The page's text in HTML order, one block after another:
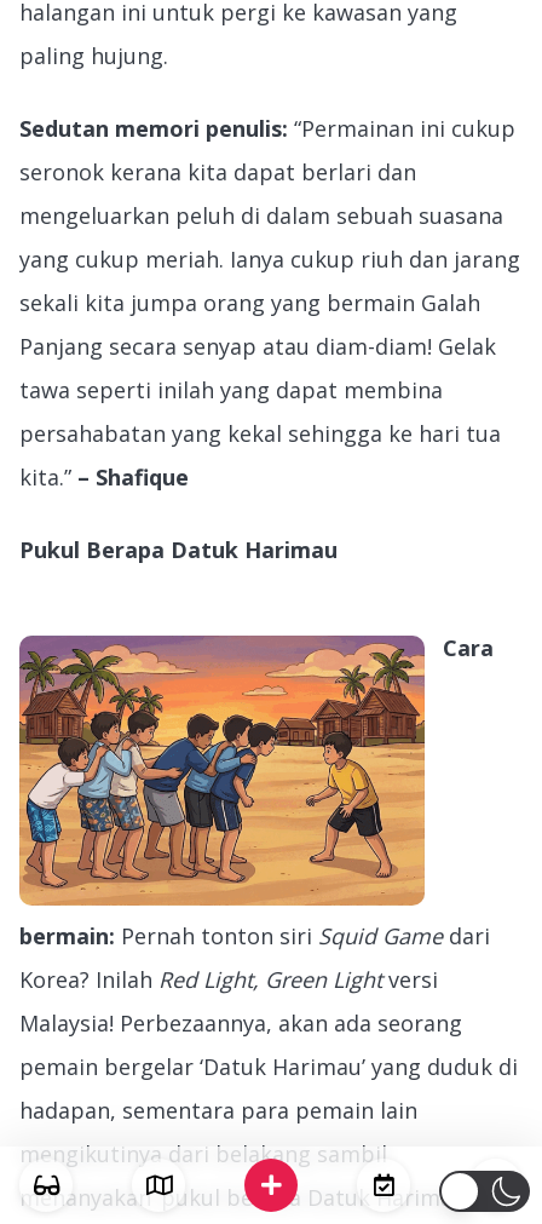
halangan ini untuk pergi ke kawasan yang
paling hujung.
Sedutan memori penulis: “Permainan ini cukup
seronok kerana kita dapat berlari dan
mengeluarkan peluh di dalam sebuah suasana
yang cukup meriah. Ianya cukup riuh dan jarang
sekali kita jumpa orang yang bermain Galah
Panjang secara senyap atau diam-diam! Gelak
tawa seperti inilah yang dapat membina
persahabatan yang kekal sehingga ke hari tua
kita.” – Shafique
Pukul Berapa Datuk Harimau
Cara
bermain: Pernah tonton siri Squid Gamedari
Korea? Inilah Red Light, Green Lightversi
Malaysia! Perbezaannya, akan ada seorang
pemain bergelar ‘Datuk Harimau’ yang duduk di
hadapan, sementara para pemain lain
mengikutinya dari belakang sambil
menanyakan ‘pukul berapa Datuk Harimau’ –